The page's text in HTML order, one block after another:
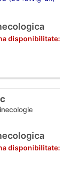
disponibilitate:
disponibilitate: